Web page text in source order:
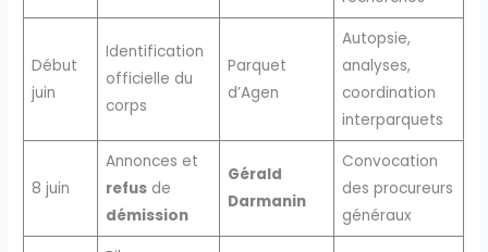
Début
juin
Identification
officielle du
corps
Parquet
d’Agen
Autopsie,
analyses,
coordination
interparquets
8 juin
Annonces et
refusde
démission
Gérald
Darmanin
Convocation
des procureurs
généraux